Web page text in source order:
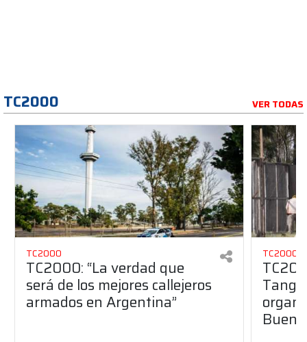
TC2000 VER TODAS
TC2000
TC2000: “La verdad que
será de los mejores callejeros
armados en Argentina”
TC2000